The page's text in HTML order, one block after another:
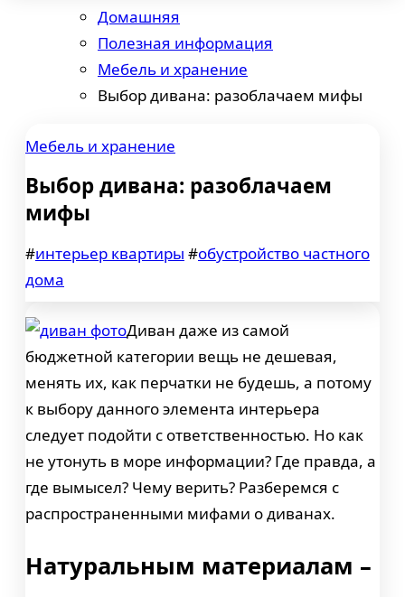
Домашняя
Полезная информация
Мебель и хранение
Выбор дивана: разоблачаем мифы
Мебель и хранение
Выбор дивана: разоблачаем
мифы
#интерьер квартиры #обустройство частного
дома
Диван даже из самой
бюджетной категории вещь не дешевая,
менять их, как перчатки не будешь, а потому
к выбору данного элемента интерьера
следует подойти с ответственностью. Но как
не утонуть в море информации? Где правда, а
где вымысел? Чему верить? Разберемся с
распространенными мифами о диванах.
Натуральным материалам –